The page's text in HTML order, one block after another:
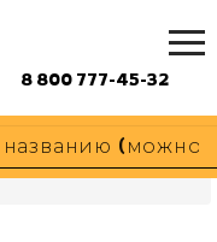
8 800 777-45-32